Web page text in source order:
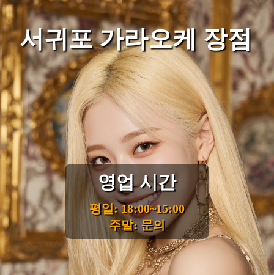
서귀포 가라오케 장점
영업 시간
평일: 18:00~15:00
주말: 문의